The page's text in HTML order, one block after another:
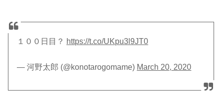
１００日目？ https://t.co/UKpu3l9JT0
— 河野太郎 (@konotarogomame) March 20, 2020